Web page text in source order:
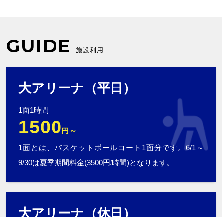
GUIDE 施設利用
大アリーナ（平日）
1面1時間
1500 円～
1面とは、バスケットボールコート1面分です。6/1～
9/30は夏季期間料金(3500円/時間)となります。
大アリーナ（休日）